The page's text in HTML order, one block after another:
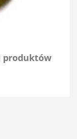
produktów